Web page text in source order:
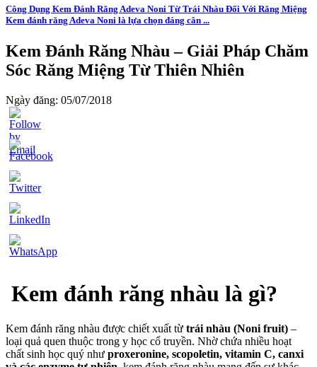
Công Dụng Kem Đánh Răng Adeva Noni Từ Trái Nhàu Đối Với Răng Miệng
Kem đánh răng Adeva Noni là lựa chọn đáng cân ...
Kem Đánh Răng Nhàu – Giải Pháp Chăm
Sóc Răng Miệng Từ Thiên Nhiên
Ngày đăng: 05/07/2018
Kem đánh răng nhàu là gì?
Kem đánh răng nhàu được chiết xuất từ trái nhàu (Noni fruit) –
loại quả quen thuộc trong y học cổ truyền. Nhờ chứa nhiều hoạt
chất sinh học quý như proxeronine, scopoletin, vitamin C, canxi